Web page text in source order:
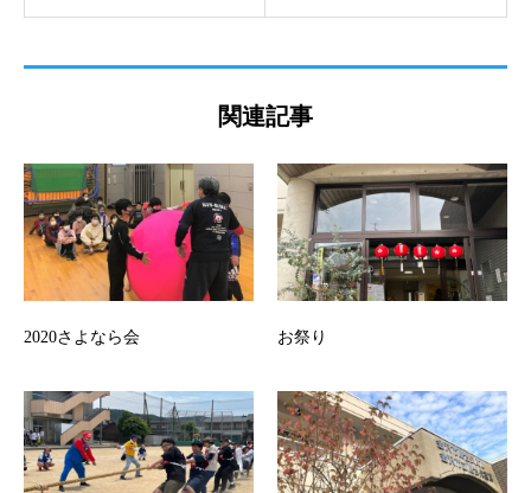
関連記事
2020さよなら会 お祭り